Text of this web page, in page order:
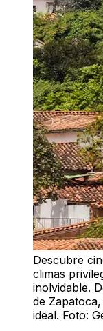
Descubre
climas
inolvidable.
de
ideal. Foto: